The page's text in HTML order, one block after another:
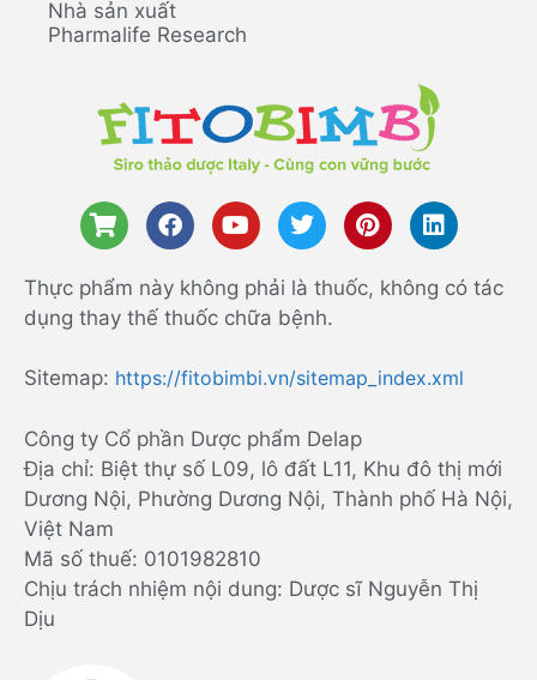
Nhà sản xuất
Pharmalife Research
Thực phẩm này không phải là thuốc, không có tác
dụng thay thế thuốc chữa bệnh.
Sitemap: https://fitobimbi.vn/sitemap_index.xml
Công ty Cổ phần Dược phẩm Delap
Địa chỉ: Biệt thự số L09, lô đất L11, Khu đô thị mới
Dương Nội, Phường Dương Nội, Thành phố Hà Nội,
Việt Nam
Mã số thuế: 0101982810
Chịu trách nhiệm nội dung: Dược sĩ Nguyễn Thị
Dịu